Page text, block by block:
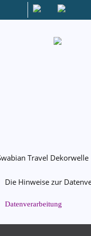
Die Hinweise zur
Datenverarbeitung